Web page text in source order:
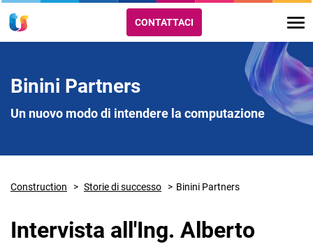
CONTATTACI
Binini Partners
Un nuovo modo di intendere la computazione
Construction Storie di successo Binini Partners
Intervista all'Ing. Alberto